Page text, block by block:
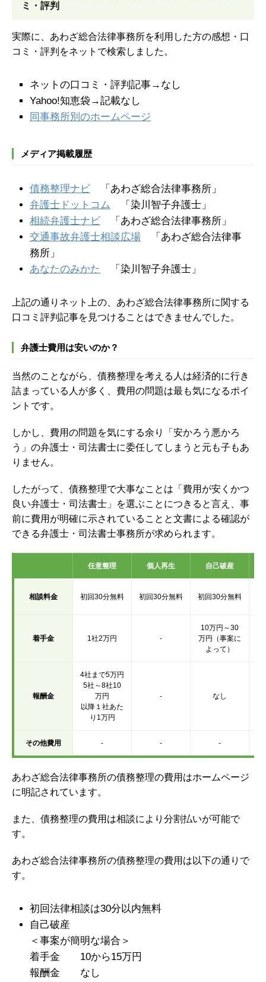
ミ・評判
実際に、あわざ総合法律事務所を利用した方の感想・口
コミ・評判をネットで検索しました。
ネットの口コミ・評判記事→なし
Yahoo!知恵袋→記載なし
同事務所別のホームページ
メディア掲載履歴
債務整理ナビ 「あわざ総合法律事務所」
弁護士ドットコム 「染川智子弁護士」
相続弁護士ナビ 「あわざ総合法律事務所」
交通事故弁護士相談広場 「あわざ総合法律事
務所」
あなたのみかた
「染川智子弁護士」
上記の通りネット上の、あわざ総合法律事務所に関する
口コミ評判記事を見つけることはできませんでした。
弁護士費用は安いのか？
当然のことながら、債務整理を考える人は経済的に行き
詰まっている人が多く、費用の問題は最も気になるポイ
ントです。
しかし、費用の問題を気にする余り「安かろう悪かろ
う」の弁護士・司法書士に委任してしまうと元も子もあ
りません。
したがって、債務整理で大事なことは「費用が安くかつ
良い弁護士・司法書士」を選ぶことにつきると言え、事
前に費用が明確に示されていることと文書による確認が
できる弁護士・司法書士事務所が求められます。
任意整理 個人再生 自己破産
相談料金 初回30分無料 初回30分無料 初回30分無料
着手金 1社2万円 -
10万円～30
万円（事案に
よって）
報酬金
4社まで5万円
5社～8社10
万円
以降１社あた
り1万円
- なし
その他費用 - - -
あわざ総合法律事務所の債務整理の費用はホームページ
に明記されています。
また、債務整理の費用は相談により分割払いが可能で
す。
あわざ総合法律事務所の債務整理の費用は以下の通りで
す。
初回法律相談は30分以内無料
自己破産
＜事案が簡明な場合＞
着手金 10から15万円
報酬金 なし